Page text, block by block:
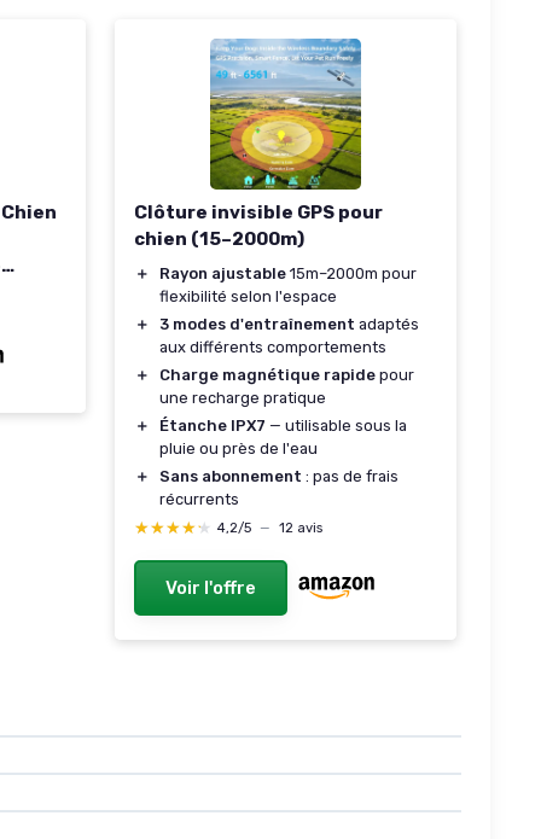
Clôture invisible GPS pour
chien (15–2000m)
＋ Rayon ajustable 15m–2000m pour
flexibilité selon l'espace
＋
3 modes d'entraînement adaptés
aux différents comportements
＋
Charge magnétique rapide pour
une recharge pratique
＋
Étanche IPX7 — utilisable sous la
pluie ou près de l'eau
＋
Sans abonnement : pas de frais
récurrents
★★★★★
★★★★★ 4,2/5 — 12 avis
Voir l'offre